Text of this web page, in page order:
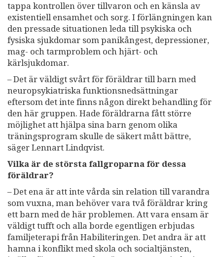
tappa kontrollen över tillvaron och en känsla av
existentiell ensamhet och sorg. I förlängningen kan
den pressade situationen leda till psykiska och
fysiska sjukdomar som panikångest, depressioner,
mag- och tarmproblem och hjärt- och
kärlsjukdomar.
– Det är väldigt svårt för föräldrar till barn med
neuropsykiatriska funktionsnedsättningar
eftersom det inte finns någon direkt behandling för
den här gruppen. Hade föräldrarna fått större
möjlighet att hjälpa sina barn genom olika
träningsprogram skulle de säkert mått bättre,
säger Lennart Lindqvist.
Vilka är de största fallgroparna för dessa
föräldrar?
– Det ena är att inte vårda sin relation till varandra
som vuxna, man behöver vara två föräldrar kring
ett barn med de här problemen. Att vara ensam är
väldigt tufft och alla borde egentligen erbjudas
familjeterapi från Habiliteringen. Det andra är att
hamna i konflikt med skola och socialtjänsten,